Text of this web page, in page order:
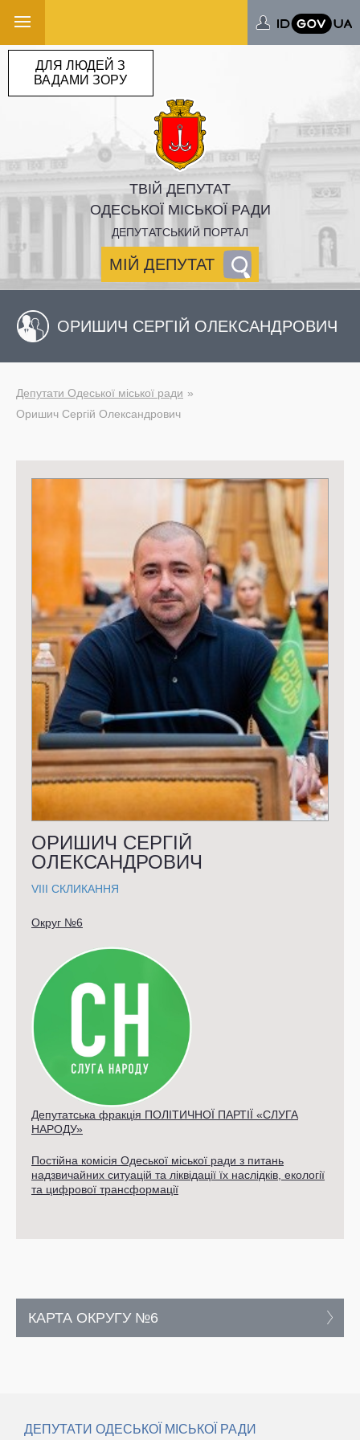
ТВІЙ ДЕПУТАТ
ОДЕСЬКОЇ МІСЬКОЇ РАДИ
ДЕПУТАТСЬКИЙ ПОРТАЛ
МІЙ ДЕПУТАТ
ДЛЯ ЛЮДЕЙ З
ВАДАМИ ЗОРУ
ОРИШИЧ СЕРГІЙ ОЛЕКСАНДРОВИЧ
Депутати Одеської міської ради
Оришич Сергій Олександрович
ОРИШИЧ СЕРГІЙ
ОЛЕКСАНДРОВИЧ
VIII СКЛИКАННЯ
Округ №6
Депутатська фракція ПОЛІТИЧНОЇ ПАРТІЇ «СЛУГА
НАРОДУ»
Постійна комісія Одеської міської ради з питань
надзвичайних ситуацій та ліквідації їх наслідків, екології
та цифрової трансформації
КАРТА ОКРУГУ №6
ДЕПУТАТИ ОДЕСЬКОЇ МІСЬКОЇ РАДИ